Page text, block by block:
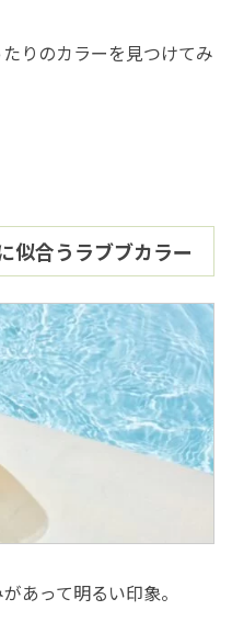
りのカラーを見つけてみ
似合うラブブカラー
あって明るい印象。